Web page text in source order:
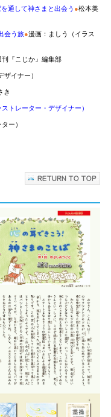
通して神さまと出会う ●松本美
会う旅●漫画：ましう（イラス
刊『こじか』編集部
イナー）
き
トレーター・デザイナー）
ー）